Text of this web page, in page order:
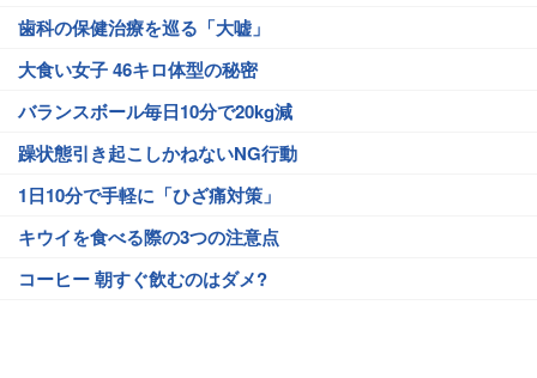
歯科の保健治療を巡る「大嘘」
大食い女子 46キロ体型の秘密
バランスボール毎日10分で20kg減
躁状態引き起こしかねないNG行動
1日10分で手軽に「ひざ痛対策」
キウイを食べる際の3つの注意点
コーヒー 朝すぐ飲むのはダメ?